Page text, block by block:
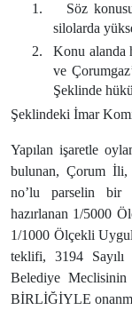
1.
Söz
silolarda
2.
Konu alanda
ve
Şeklinde
Şeklindeki İmar
Yapılan işaretle
bulunan, Çorum
no’lu parselin bir
hazırlanan 1/5000
1/1000 Ölçekli
teklifi, 3194 Sayılı
Belediye
BİRLİĞİYLE